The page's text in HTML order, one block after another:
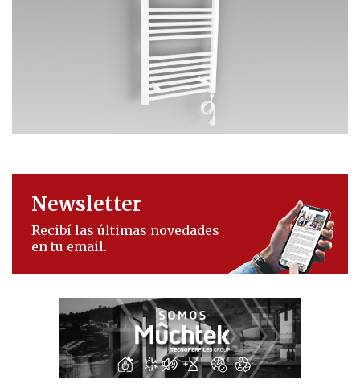
Newsletter
Recibí las últimas novedades
en tu email.